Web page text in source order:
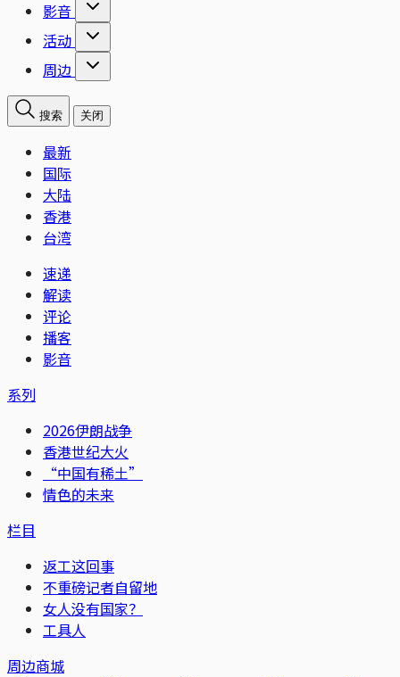
影音
活动
周边
搜索 关闭
最新
国际
大陆
香港
台湾
速递
解读
评论
播客
影音
系列
2026伊朗战争
香港世纪大火
“中国有稀土”
情色的未来
栏目
返工这回事
不重磅记者自留地
女人没有国家？
工具人
周边商城